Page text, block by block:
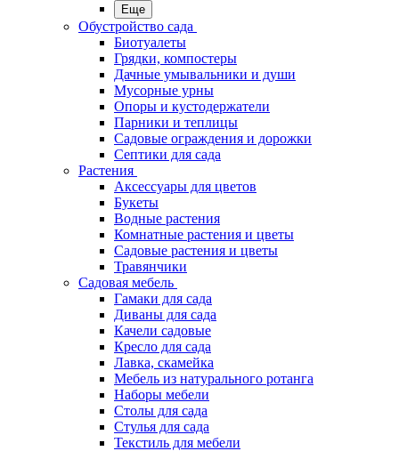
Еще
Обустройство сада
Биотуалеты
Грядки, компостеры
Дачные умывальники и души
Мусорные урны
Опоры и кустодержатели
Парники и теплицы
Садовые ограждения и дорожки
Септики для сада
Растения
Аксессуары для цветов
Букеты
Водные растения
Комнатные растения и цветы
Садовые растения и цветы
Травянчики
Садовая мебель
Гамаки для сада
Диваны для сада
Качели садовые
Кресло для сада
Лавка, скамейка
Мебель из натурального ротанга
Наборы мебели
Столы для сада
Стулья для сада
Текстиль для мебели